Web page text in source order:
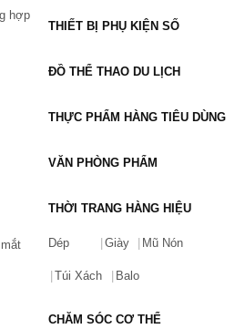
lửa innisfree Super Volcanic Pore
lựu đỏ Jeju Pomegranate
hoa anh đào Jeju Cherry Blossom
ẩm sáng da
trà xanh cân bằng cho da dầu mụn
Innisfree Green Tea Cream
hợp
THIẾT BỊ PHỤ KIỆN SỐ
ĐỒ THỂ THAO DU LỊCH
THỰC PHẨM HÀNG TIÊU DÙNG
VĂN PHÒNG PHẨM
THỜI TRANG HÀNG HIỆU
Dép Giày Mũ Nón
Túi Xách Balo
CHĂM SÓC CƠ THỂ